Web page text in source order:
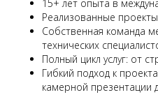
15+ лет опыта в
Реализованные
Собственная команда
технических
Полный цикл услуг: от
Гибкий подход к
камерной